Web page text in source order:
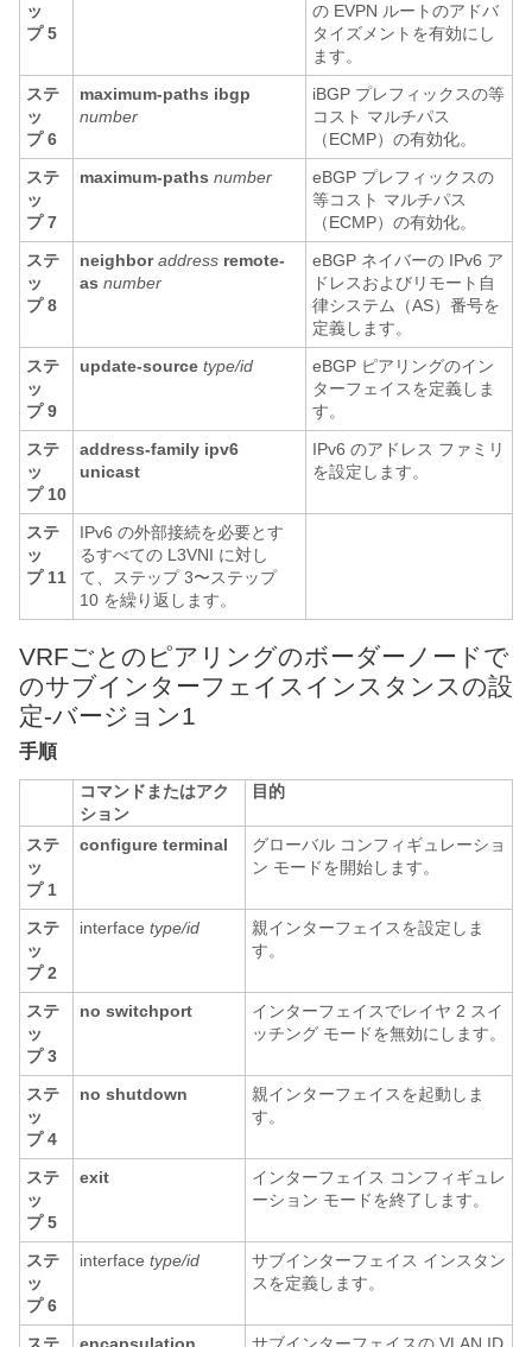
ッ
プ 5
の EVPN ルートのアドバ
タイズメントを有効にし
ます。
ステ
ッ
プ 6
maximum-paths ibgp
number
iBGP プレフィックスの等
コスト マルチパス
（ECMP）の有効化。
ステ
ッ
プ 7
maximum-paths number
eBGP プレフィックスの
等コスト マルチパス
（ECMP）の有効化。
ステ
ッ
プ 8
neighbor address remote-
as number
eBGP ネイバーの IPv6 ア
ドレスおよびリモート自
律システム（AS）番号を
定義します。
ステ
ッ
プ 9
update-source type/id
eBGP ピアリングのイン
ターフェイスを定義しま
す。
ステ
ッ
プ 10
address-family ipv6
unicast
IPv6 のアドレス ファミリ
を設定します。
ステ
ッ
プ 11
IPv6 の外部接続を必要とす
るすべての L3VNI に対し
て、ステップ 3〜ステップ
10 を繰り返します。
VRFごとのピアリングのボーダーノードで
のサブインターフェイスインスタンスの設
定-バージョン1
手順
コマンドまたはアク
ション
目的
ステ
ッ
プ 1
configure terminal
グローバル コンフィギュレーショ
ン モードを開始します。
ステ
ッ
プ 2
interface type/id
親インターフェイスを設定しま
す。
ステ
ッ
プ 3
no switchport
インターフェイスでレイヤ 2 スイ
ッチング モードを無効にします。
ステ
ッ
プ 4
no shutdown
親インターフェイスを起動しま
す。
ステ
ッ
プ 5
exit
インターフェイス コンフィギュレ
ーション モードを終了します。
ステ
ッ
プ 6
interface type/id
サブインターフェイス インスタン
スを定義します。